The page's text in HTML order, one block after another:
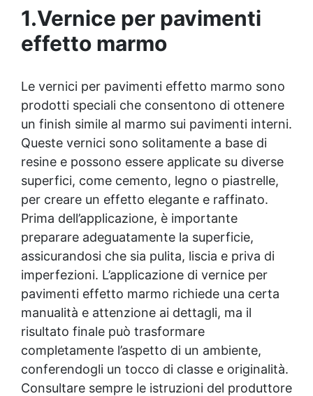
1.Vernice per pavimenti
effetto marmo
Le vernici per pavimenti effetto marmo sono
prodotti speciali che consentono di ottenere
un finish simile al marmo sui pavimenti interni.
Queste vernici sono solitamente a base di
resine e possono essere applicate su diverse
superfici, come cemento, legno o piastrelle,
per creare un effetto elegante e raffinato.
Prima dell’applicazione, è importante
preparare adeguatamente la superficie,
assicurandosi che sia pulita, liscia e priva di
imperfezioni. L’applicazione di vernice per
pavimenti effetto marmo richiede una certa
manualità e attenzione ai dettagli, ma il
risultato finale può trasformare
completamente l’aspetto di un ambiente,
conferendogli un tocco di classe e originalità.
Consultare sempre le istruzioni del produttore